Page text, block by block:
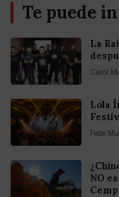
Te puede
La
Carol
Lola
Fede
NO